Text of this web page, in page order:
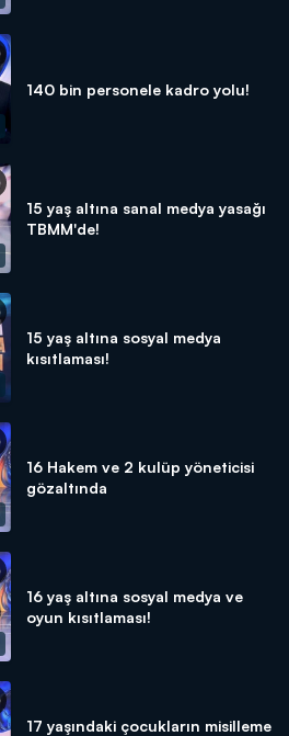
140 bin personele kadro yolu!
15 yaş altına sanal medya yasağı
TBMM'de!
15 yaş altına sosyal medya
kısıtlaması!
16 Hakem ve 2 kulüp yöneticisi
gözaltında
16 yaş altına sosyal medya ve
oyun kısıtlaması!
17 yaşındaki çocukların misilleme